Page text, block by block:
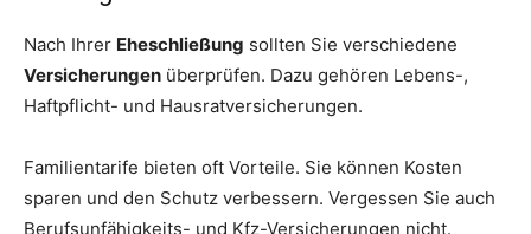
Nach Ihrer Eheschließung sollten Sie verschiedene
Versicherungen überprüfen. Dazu gehören Lebens-,
Haftpflicht- und Hausratversicherungen.
Familientarife bieten oft Vorteile. Sie können Kosten
sparen und den Schutz verbessern. Vergessen Sie auch
Berufsunfähigkeits- und Kfz-Versicherungen nicht.